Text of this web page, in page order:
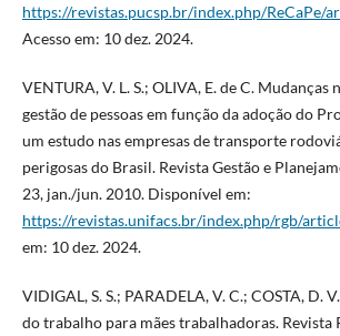
https://revistas.pucsp.br/index.php/ReCaPe/
Acesso em: 10 dez. 2024.
VENTURA, V. L. S.; OLIVA, E. de C. Mudanças
gestão de pessoas em função da adoção do
um estudo nas empresas de transporte
perigosas do Brasil. Revista Gestão e
23, jan./jun. 2010. Disponível em:
https://revistas.unifacs.br/index.php/rgb/
em: 10 dez. 2024.
VIDIGAL, S. S.; PARADELA, V. C.; COSTA, D.
do trabalho para mães trabalhadoras. Revista